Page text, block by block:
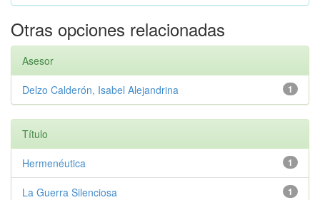
Otras opciones relacionadas
Asesor
1
Delzo Calderón, Isabel Alejandrina
Título
1
Hermenéutica
1
La Guerra Silenciosa